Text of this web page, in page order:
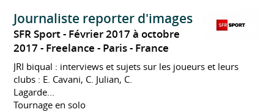
Journaliste reporter d'images
SFR Sport
Février 2017 à octobre
2017 Freelance Paris France
JRI biqual : interviews et sujets sur les joueurs et leurs
clubs : E. Cavani, C. Julian, C.
Lagarde...
Tournage en solo